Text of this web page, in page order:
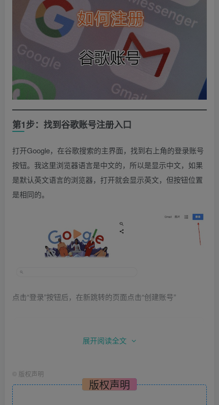
第1步：找到谷歌账号注册入口
打开Google，在谷歌搜索的主界面，找到右上角的登录账号
按钮。我这里浏览器语言是中文的，所以是显示中文，如果
是默认英文语言的浏览器，打开就会显示英文，但按钮位置
是相同的。
点击“登录”按钮后，在新跳转的页面点击“创建账号”
展开阅读全文
© 版权声明
版权声明